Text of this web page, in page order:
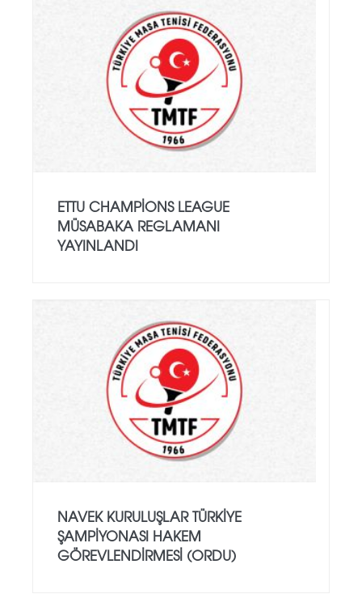
ETTU CHAMPIONS LEAGUE
MÜSABAKA REGLAMANI
YAYINLANDI
NAVEK KURULUŞLAR TÜRKIYE
ŞAMPIYONASI HAKEM
GÖREVLENDIRMESI (ORDU)